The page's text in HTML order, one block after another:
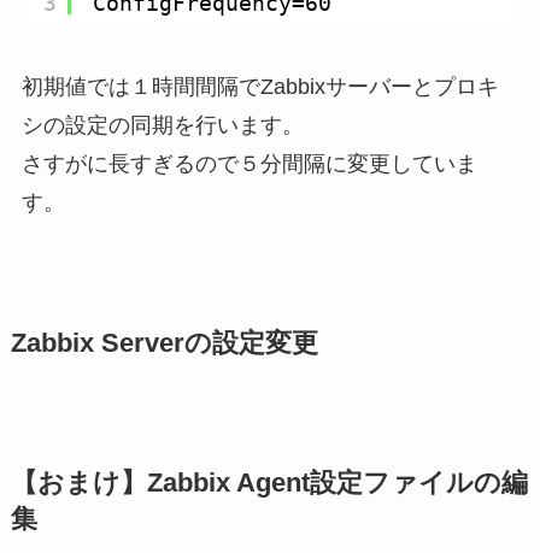
初期値では１時間間隔でZabbixサーバーとプロキ
シの設定の同期を行います。
さすがに長すぎるので５分間隔に変更していま
す。
Zabbix Serverの設定変更
【おまけ】Zabbix Agent設定ファイルの編
集